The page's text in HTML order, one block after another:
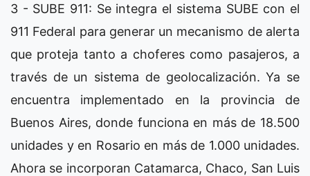
3 - SUBE 911: Se integra el sistema SUBE con el
911 Federal para generar un mecanismo de alerta
que proteja tanto a choferes como pasajeros, a
través de un sistema de geolocalización. Ya se
encuentra implementado en la provincia de
Buenos Aires, donde funciona en más de 18.500
unidades y en Rosario en más de 1.000 unidades.
Ahora se incorporan Catamarca, Chaco, San Luis